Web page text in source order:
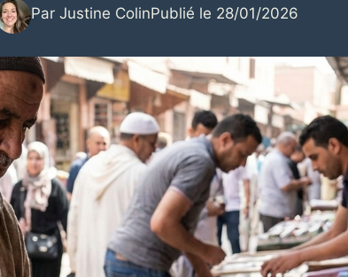
Par Justine ColinPublié le 28/01/2026